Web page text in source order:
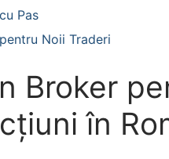
Pas
Noii Traderi
Broker
în